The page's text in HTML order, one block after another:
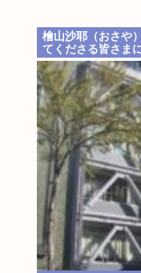
檜山沙耶（おさや
てくださる皆さま